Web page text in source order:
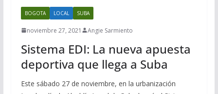
BOGOTA LOCAL SUBA
noviembre 27, 2021 Angie Sarmiento
Sistema EDI: La nueva apuesta
deportiva que llega a Suba
Este sábado 27 de noviembre, en la urbanización